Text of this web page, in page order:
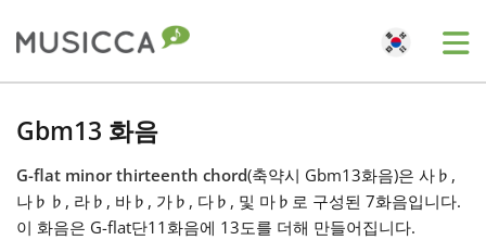
Български
Gbm13 화음
G-flat minor thirteenth chord(축약시 Gbm13화음)은 사 ♭ ,
나 ♭ ♭ , 라 ♭ , 바 ♭ , 가 ♭ , 다 ♭ , 및 마 ♭ 로 구성된 7화음입니다.
이 화음은 G-flat단11화음에 13도를 더해 만들어집니다.